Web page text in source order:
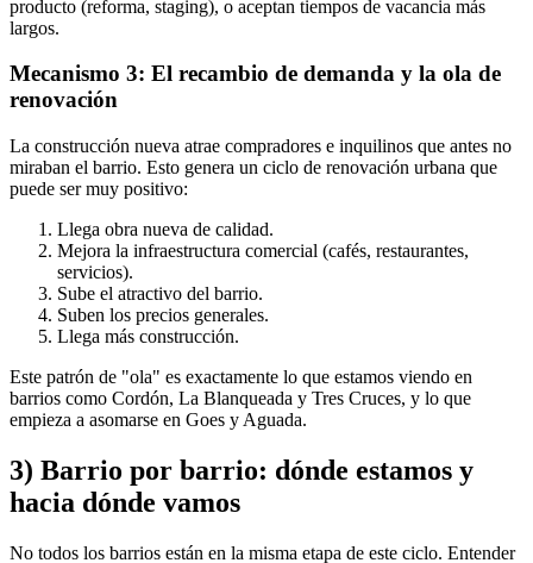
producto (reforma, staging), o aceptan tiempos de vacancia más
largos.
Mecanismo 3: El recambio de demanda y la ola de
renovación
La construcción nueva atrae compradores e inquilinos que antes no
miraban el barrio. Esto genera un ciclo de renovación urbana que
puede ser muy positivo:
Llega obra nueva de calidad.
Mejora la infraestructura comercial (cafés, restaurantes,
servicios).
Sube el atractivo del barrio.
Suben los precios generales.
Llega más construcción.
Este patrón de "ola" es exactamente lo que estamos viendo en
barrios como Cordón, La Blanqueada y Tres Cruces, y lo que
empieza a asomarse en Goes y Aguada.
3) Barrio por barrio: dónde estamos y
hacia dónde vamos
No todos los barrios están en la misma etapa de este ciclo. Entender